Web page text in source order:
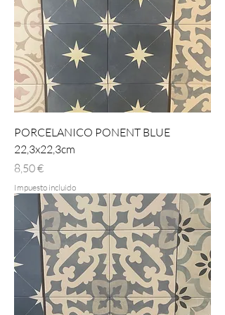
PORCELANICO PONENT BLUE
22,3x22,3cm
Precio
8,50 €
Impuesto incluido